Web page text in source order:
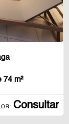
74 m²
Consultar